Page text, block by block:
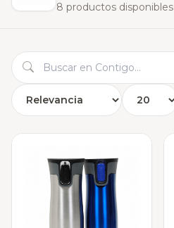
8 productos disponibles